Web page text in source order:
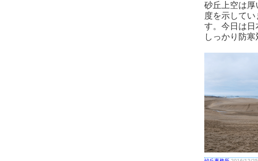
砂丘上空は厚
度を示して
す。今日は
しっかり防寒